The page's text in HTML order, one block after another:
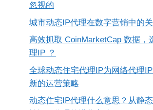
忽视的
城市动态IP代理在数字营销中的
高效抓取 CoinMarketCap 数据，
理IP ？
全球动态住宅代理IP为网络代理
新的运营策略
动态住宅IP代理什么意思？从静态